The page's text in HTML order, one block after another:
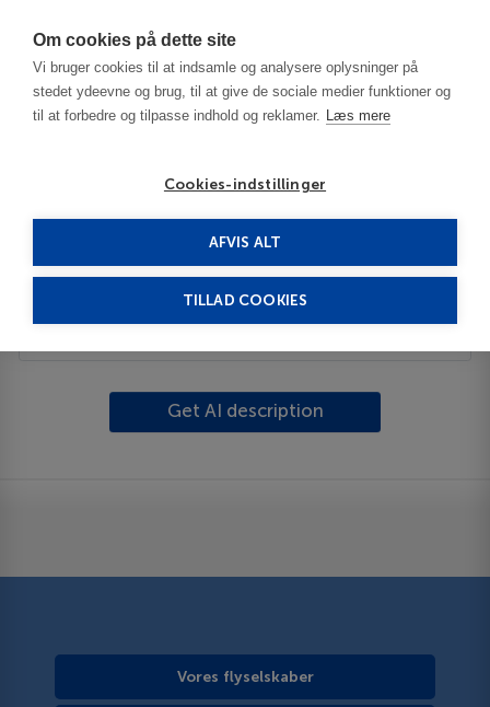
Om cookies på dette site
Vi bruger cookies til at indsamle og analysere oplysninger på
stedet ydeevne og brug, til at give de sociale medier funktioner og
til at forbedre og tilpasse indhold og reklamer. Læs mere
Cookies-indstillinger
AFVIS ALT
TILLAD COOKIES
Charbonnieres Les Bains
Beskrivelse
Get AI description
Vores flyselskaber